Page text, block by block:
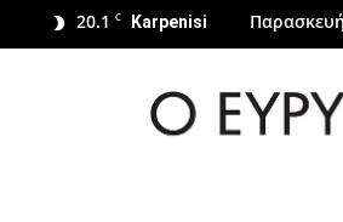
20.1 C Karpenisi